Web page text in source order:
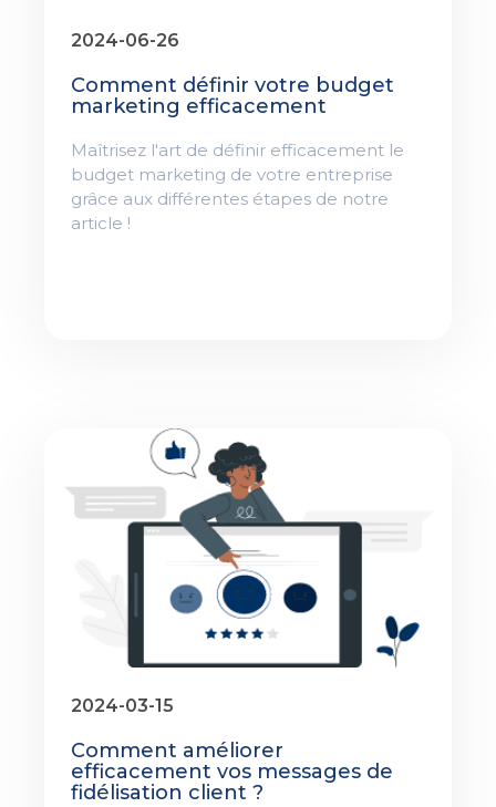
2024-06-26
Comment définir votre budget
marketing efficacement
Maîtrisez l'art de définir efficacement le
budget marketing de votre entreprise
grâce aux différentes étapes de notre
article !
2024-03-15
Comment améliorer
efficacement vos messages de
fidélisation client ?